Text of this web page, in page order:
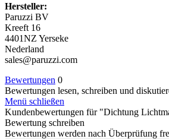
Hersteller:
Paruzzi BV
Kreeft 16
4401NZ Yerseke
Nederland
sales@paruzzi.com
Bewertungen 0
Bewertungen lesen, schreiben und
Menü schließen
Kundenbewertungen für "Dichtung
Bewertung schreiben
Bewertungen werden nach Überprüfung